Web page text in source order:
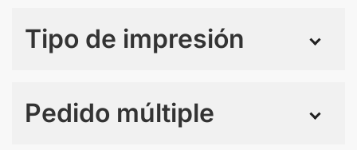
Tipo de impresión
Pedido múltiple